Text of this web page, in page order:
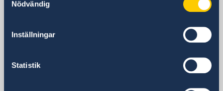
Nödvändig
Inställningar
Statistik
Ambassade de Suède
Kinshasa-Gombe